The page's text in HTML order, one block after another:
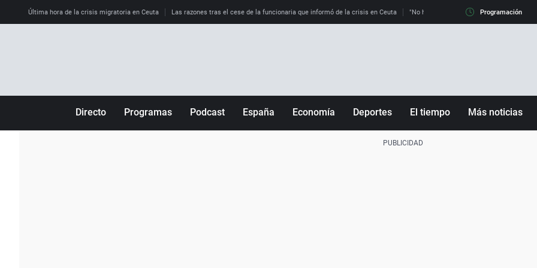
Última hora de la crisis migratoria en Ceuta Las razones tras el cese de la funcionaria que informó de la crisis en Ceuta "No hay mafias, que no nos engañen":
Programación
Directo Programas Podcast España Economía Deportes El tiempo Más noticias